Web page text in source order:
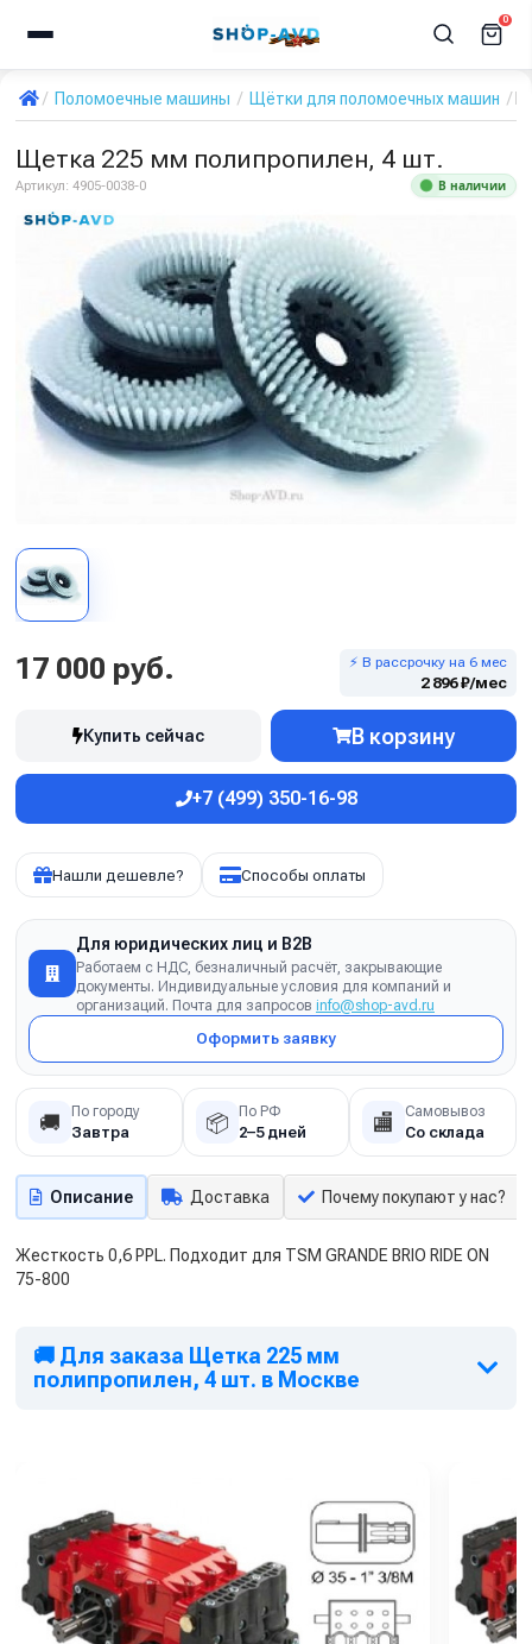
0
Поломоечные машины Щётки для поломоечных машин
Щетка 225 мм полипропилен, 4 шт.
Артикул: 4905-0038-0 В наличии
17 000 руб. ⚡ В рассрочку на 6 мес
2 896 ₽/мес
Купить сейчас В корзину
+7 (499) 350-16-98
Нашли дешевле? Способы оплаты
Для юридических лиц и B2B
Работаем с НДС, безналичный расчёт, закрывающие
документы. Индивидуальные условия для компаний и
организаций. Почта для запросов info@shop-avd.ru
Оформить заявку
🚚 По городу
Завтра 📦 По РФ
2–5 дней 🏬 Самовывоз
Со склада
Описание Доставка Почему покупают у нас?
Жесткость 0,6 PPL. Подходит для TSM GRANDE BRIO RIDE ON
75-800
🚚 Для заказа Щетка 225 мм
полипропилен, 4 шт. в Москве